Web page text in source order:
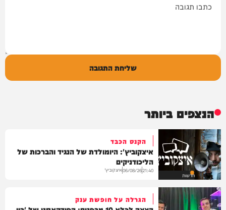
שליחת התגובה
הנצפים ביותר
חדשות
הקנס הכבד
איצקוביץ': היומולדת של הנגיד והברכות של
הליכודניקים
21:40
06/08/26איצקוביץ'
הגרלה על חופשת ענק